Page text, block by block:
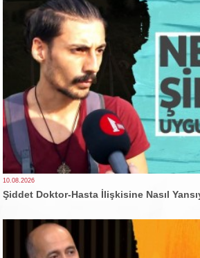
10.08.2026
Şiddet Doktor-Hasta İlişkisine Nasıl